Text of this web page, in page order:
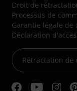
Droit de
Processus de
Garantie légale de
Déclaration
Rétractation de